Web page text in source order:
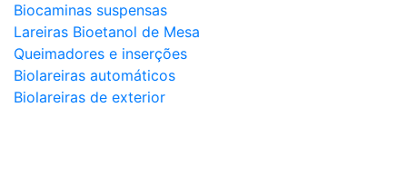
Biocaminas suspensas
Lareiras Bioetanol de Mesa
Queimadores e inserções
Biolareiras automáticos
Biolareiras de exterior